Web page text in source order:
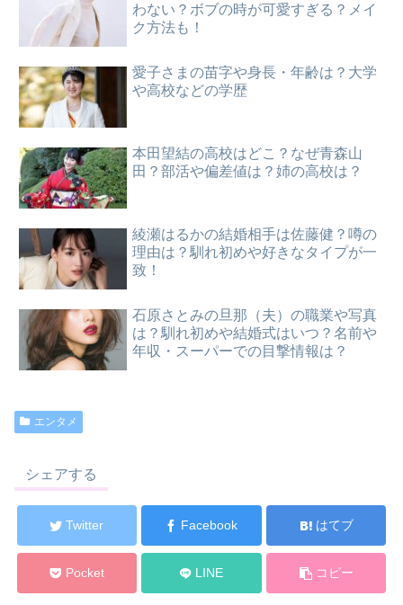
わない？ボブの時が可愛すぎる？メイ
ク方法も！
愛子さまの苗字や身長・年齢は？大学
や高校などの学歴
本田望結の高校はどこ？なぜ青森山
田？部活や偏差値は？姉の高校は？
綾瀬はるかの結婚相手は佐藤健？噂の
理由は？馴れ初めや好きなタイプが一
致！
石原さとみの旦那（夫）の職業や写真
は？馴れ初めや結婚式はいつ？名前や
年収・スーパーでの目撃情報は？
エンタメ
シェアする
Twitter Facebook はてブ
Pocket LINE コピー